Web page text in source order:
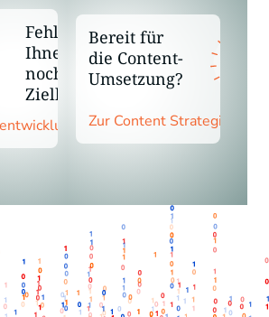
Fehlt
Ihnen
noch das
Zielbild?
Bereit für
die Content-
Umsetzung?
Zur Content Strategie